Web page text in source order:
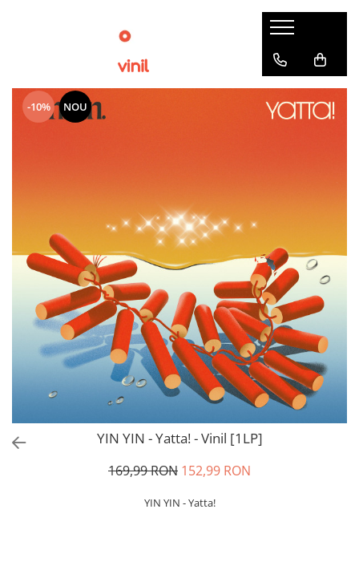
-10% NOU
YIN YIN - Yatta! - Vinil [1LP]
169,99 RON 152,99 RON
YIN YIN - Yatta!